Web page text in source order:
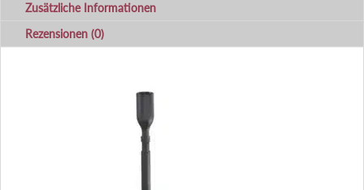
Zusätzliche Informationen
Rezensionen (0)